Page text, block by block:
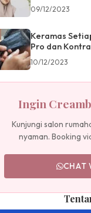
09/12/2023
Keramas
Pro dan Kontra
10/12/2023
Ingin
Kunjungi salon
nyaman. Booking
CHAT